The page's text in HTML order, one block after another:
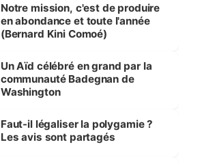
Notre mission, c'est de produire
en abondance et toute l'année
(Bernard Kini Comoé)
Un Aïd célébré en grand par la
communauté Badegnan de
Washington
Faut-il légaliser la polygamie ?
Les avis sont partagés